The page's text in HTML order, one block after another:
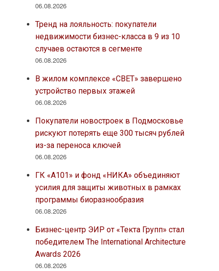
06.08.2026
Тренд на лояльность: покупатели
недвижимости бизнес-класса в 9 из 10
случаев остаются в сегменте
06.08.2026
В жилом комплексе «СВЕТ» завершено
устройство первых этажей
06.08.2026
Покупатели новостроек в Подмосковье
рискуют потерять еще 300 тысяч рублей
из-за переноса ключей
06.08.2026
ГК «А101» и фонд «НИКА» объединяют
усилия для защиты животных в рамках
программы биоразнообразия
06.08.2026
Бизнес-центр ЭИР от «Текта Групп» стал
победителем The International Architecture
Awards 2026
06.08.2026